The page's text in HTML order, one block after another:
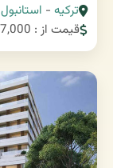
ترکیه - استانبول
قیمت از : 167,000$